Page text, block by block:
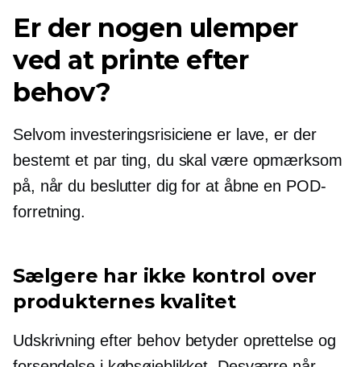
Er der nogen ulemper
ved at printe efter
behov?
Selvom investeringsrisiciene er lave, er der
bestemt et par ting, du skal være opmærksom
på, når du beslutter dig for at åbne en POD-
forretning.
Sælgere har ikke kontrol over
produkternes kvalitet
Udskrivning efter behov betyder oprettelse og